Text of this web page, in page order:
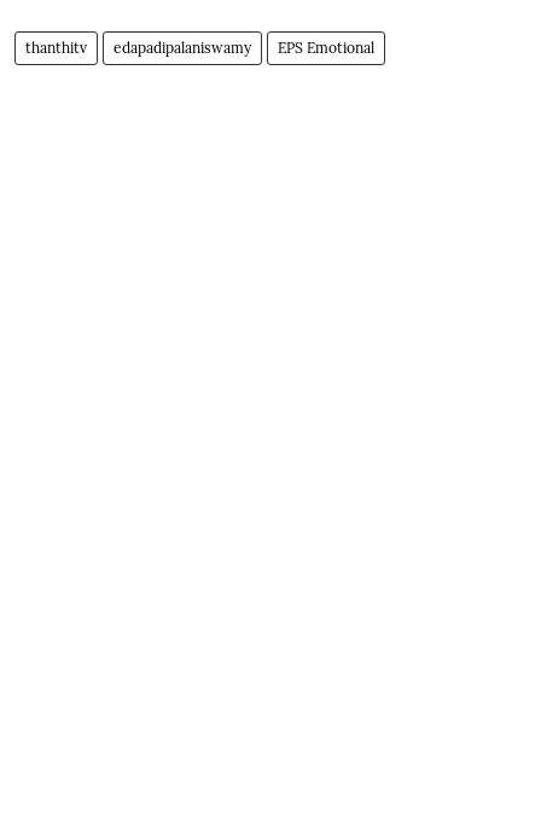
thanthitv edapadipalaniswamy EPS Emotional